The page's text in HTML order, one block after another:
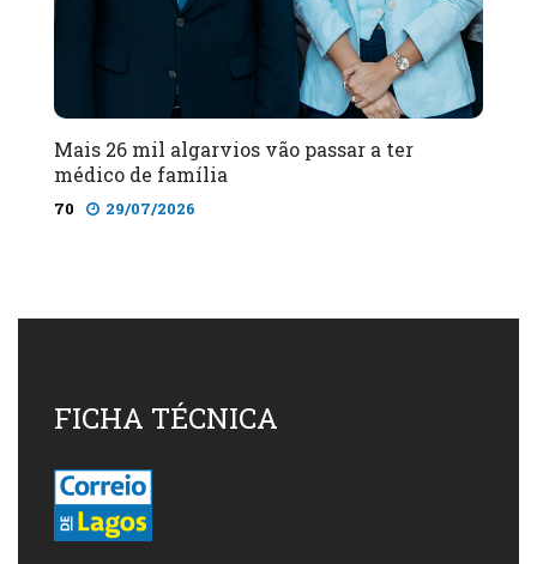
Mais 26 mil algarvios vão passar a ter
médico de família
70 29/07/2026
FICHA TÉCNICA